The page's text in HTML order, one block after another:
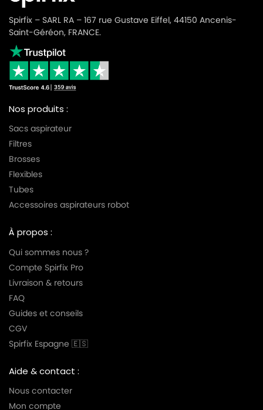
Spirfix – SARL RA – 167 rue Gustave Eiffel, 44150 Ancenis-
Saint-Géréon, FRANCE.
Nos produits :
Sacs aspirateur
Filtres
Brosses
Flexibles
Tubes
Accessoires aspirateurs robot
À propos :
Qui sommes nous ?
Compte Spirfix Pro
Livraison & retours
FAQ
Guides et conseils
CGV
Spirfix Espagne 🇪🇸
Aide & contact :
Nous contacter
Mon compte